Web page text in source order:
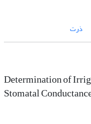
ذرت
Determination of
Stomatal